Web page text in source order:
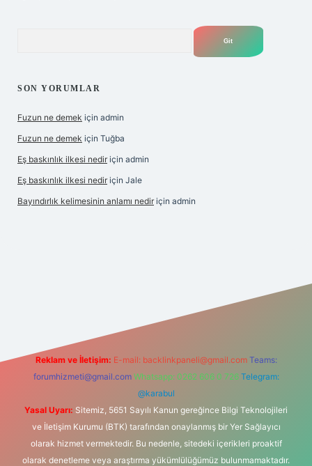
SON YORUMLAR
Fuzun ne demek için admin
Fuzun ne demek için Tuğba
Eş baskınlık ilkesi nedir için admin
Eş baskınlık ilkesi nedir için Jale
Bayındırlık kelimesinin anlamı nedir için admin
Reklam ve İletişim: E-mail: backlinkpaneli@gmail.com Teams:
forumhizmeti@gmail.com Whatsapp: 0262 606 0 726 Telegram:
@karabul
Yasal Uyarı: Sitemiz, 5651 Sayılı Kanun gereğince Bilgi Teknolojileri
ve İletişim Kurumu (BTK) tarafından onaylanmış bir Yer Sağlayıcı
olarak hizmet vermektedir. Bu nedenle, sitedeki içerikleri proaktif
olarak denetleme veya araştırma yükümlülüğümüz bulunmamaktadır.